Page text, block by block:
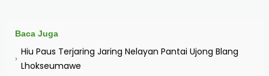
Baca Juga
›
Hiu Paus Terjaring Jaring Nelayan Pantai Ujong Blang
Lhokseumawe